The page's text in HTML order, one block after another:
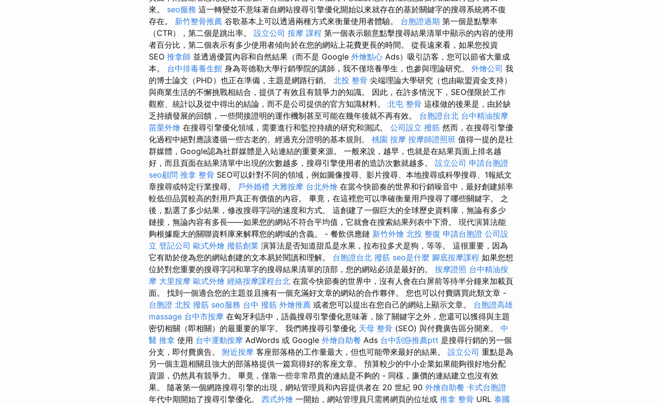
來。 seo服務 這一轉變並不意味著自網站搜尋引擎優化開始以來就存在的基於關鍵字的搜尋系統將不復
存在。 新竹整骨推薦 谷歌基本上可以透過兩種方式來衡量使用者體驗。 台胞證過期 第一個是點擊率
（CTR），第二個是跳出率。 設立公司 按摩 課程 第一個表示願意點擊搜尋結果清單中顯示的內容的使用
者百分比，第二個表示有多少使用者傾向於在您的網站上花費更長的時間。 從長遠來看，如果您投資
SEO 推拿師 並透過優質內容和自然結果（而不是 Google 外燴點心 Ads）吸引訪客，您可以節省大量成
本。 台中排毒養生館 身為哥德勒大學行銷學院的講師，我不僅培養學生，也參與理論研究。 外燴公司 我
的博士論文（PHD）也正在準備，主題是網路行銷。 北投 整骨 尖端理論大學研究（也由歐盟資金支持）
與商業生活的不懈挑戰相結合，提供了有效且有競爭力的知識。 因此，在許多情況下，SEO僅限於工作
觀察、統計以及從中得出的結論，而不是公司提供的官方知識材料。 北屯 整骨 這樣做的後果是，由於缺
乏持續發展的回饋，一些間接證明的運作機制甚至可能在幾年後就不再有效。 台胞證台北 台中精油按摩
苗栗外燴 在搜尋引擎優化領域，需要進行和監控持續的研究和測試。 公司設立 撥筋 然而，在搜尋引擎優
化過程中絕對應該遵循一些古老的、經過充分證明的基本規則。 桃園 按摩 按摩師證照班 值得一提的是社
群媒體，Google認為社群媒體是入站連結的重要來源。 一般來說，越早，也就是在結果頁面上排名越
好，而且頁面在結果清單中出現的次數越多，搜尋引擎使用者的造訪次數就越多。 設立公司 申請台胞證
seo顧問 推拿 整骨 SEO可以針對不同的領域，例如圖像搜尋、影片搜尋、本地搜尋或科學搜尋、1報紙文
章搜尋或特定行業搜尋。 戶外婚禮 大雅按摩 台北外燴 在當今快節奏的世界和行銷噪音中，最好創建頻率
較低但品質較高的對用戶真正有價值的內容。 畢竟，在這裡您可以準確衡量用戶搜尋了哪些關鍵字。 之
後，點選了多少結果，修改搜尋字詞的速度和方式。 這創建了一個巨大的全球歷史資料庫，無論有多少
鏈接，無論內容有多長——如果您的網站不符合平均值，它就會在搜索結果列表中下滑。 現代演算法能
夠根據龐大的關聯資料庫來解釋您的網域的含義。 - 餐飲供應鏈 新竹外燴 北投 整復 申請台胞證 公司設
立 登記公司 歐式外燴 撥筋創業 演算法是否知道甜瓜是水果，拉布拉多犬是狗，等等。 這很重要，因為
它有助於使為您的網站創建的文本易於閱讀和理解。 台胞證台北 撥筋 seo是什麼 腳底按摩課程 如果您想
位於對您重要的搜尋字詞和單字的搜尋結果清單的頂部，您的網站必須是最好的。 按摩證照 台中精油按
摩 大里按摩 歐式外燴 經絡按摩課程台北 在當今快節奏的世界中，沒有人會在白屏前等待半分鐘來加載頁
面。 找到一個適合您的主題並且擁有一個充滿好文章的網站的合作夥伴。 您也可以付費購買此類文章 -
台胞證 北投 撥筋 seo服務 台中 撥筋 外燴推薦 或者您可以提出在您自己的網站上顯示文章。 台胞證高雄
massage 台中市按摩 在匈牙利語中，語義搜尋引擎優化意味著，除了關鍵字之外，您還可以獲得與主題
密切相關（即相關）的最重要的單字。 我們將搜尋引擎優化 天母 整骨 (SEO) 與付費廣告區分開來。 中
醫 推拿 使用 台中運動按摩 AdWords 或 Google 外燴自助餐 Ads 台中刮痧推薦ptt 是搜尋行銷的另一個
分支，即付費廣告。 附近按摩 客座部落格的工作量最大，但也可能帶來最好的結果。 設立公司 重點是為
另一個主題相關且強大的部落格提供一篇寫得好的客座文章。 預算較少的中小企業如果能夠很好地分配
資源，仍然具有競爭力。 畢竟，僅靠一些非常昂貴的連結是不夠的 - 同樣，廉價的連結建立也沒有效
果。 隨著第一個網路搜尋引擎的出現，網站管理員和內容提供者在 20 世紀 90 外燴自助餐 卡式台胞證
年代中期開始了搜尋引擎優化。 西式外燴 一開始，網站管理員只需將網頁的位址或 推拿 整骨 URL 泰國